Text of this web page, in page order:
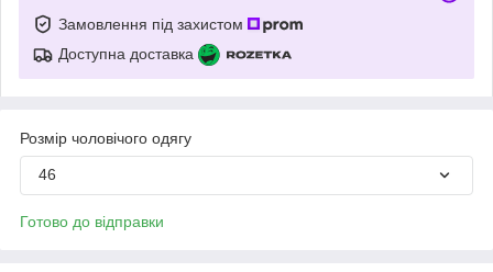
Замовлення під захистом
Доступна доставка
Розмір чоловічого одягу
46
Готово до відправки